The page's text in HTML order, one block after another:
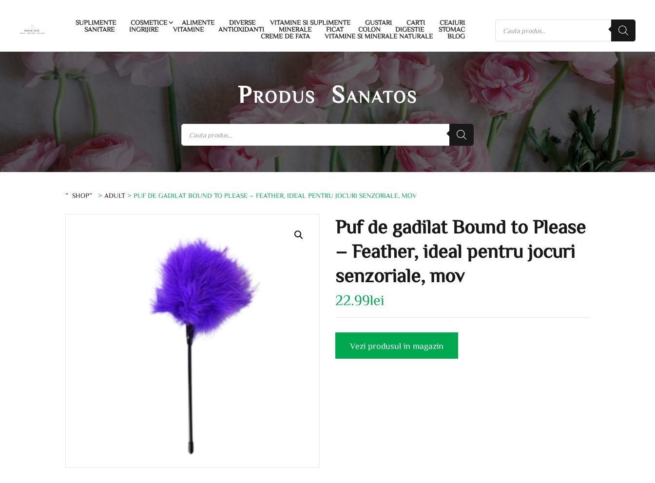
SUPLIMENTE COSMETICE ALIMENTE DIVERSE VITAMINE SI SUPLIMENTE GUSTARI CARTI
CEAIURI
SANITARE
INGRIJIRE VITAMINE ANTIOXIDANTI MINERALE FICAT COLON DIGESTIE
STOMAC
CREME DE FATA
VITAMINE SI MINERALE NATURALE BLOG
Produs Sanatos
”SHOP” > ADULT > PUF DE GADILAT BOUND TO PLEASE – FEATHER, IDEAL PENTRU JOCURI SENZORIALE, MOV
Puf de gadilat Bound to Please
– Feather, ideal pentru jocuri
senzoriale, mov
22.99lei
Vezi produsul in magazin